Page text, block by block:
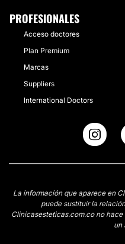
PROFESIONALES
Acceso doctores
Plan Premium
Marcas
Suppliers
International Doctors
La información que aparece en
puede sustituir la
Clinicasesteticas.com.co no
un